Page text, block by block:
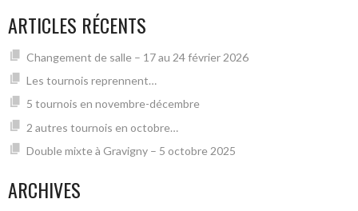
ARTICLES RÉCENTS
Changement de salle – 17 au 24 février 2026
Les tournois reprennent…
5 tournois en novembre-décembre
2 autres tournois en octobre…
Double mixte à Gravigny – 5 octobre 2025
ARCHIVES